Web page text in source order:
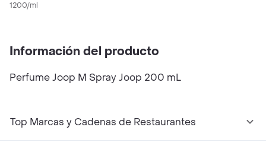
Hombre Original
1200/ml
Información del producto
Perfume Joop M Spray Joop 200 mL
Top Marcas y Cadenas de Restaurantes